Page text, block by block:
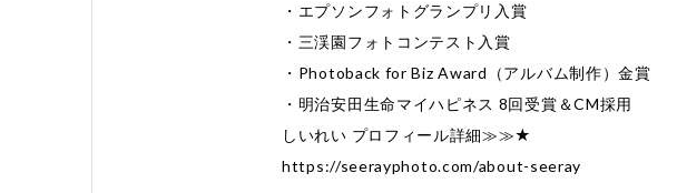
・エプソンフォトグランプリ入賞
・三渓園フォトコンテスト入賞
・Photoback for Biz Award（アルバム制作）金賞
・明治安田生命マイハピネス 8回受賞＆CM採用
しいれい プロフィール詳細≫≫★
https://seerayphoto.com/about-seeray